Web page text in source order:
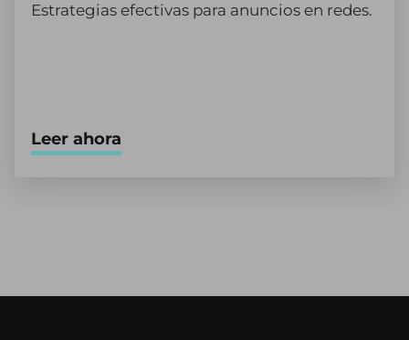
Estrategias efectivas para anuncios en redes.
Leer ahora